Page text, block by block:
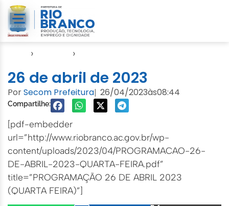
› ›
26 de abril de 2023
PorSecom Prefeitura| 26/04/2023às08:44
Compartilhe:
[pdf-embedder
url=”http://www.riobranco.ac.gov.br/wp-
content/uploads/2023/04/PROGRAMACAO-26-
DE-ABRIL-2023-QUARTA-FEIRA.pdf”
title=”PROGRAMAÇÃO 26 DE ABRIL 2023
(QUARTA FEIRA)”]